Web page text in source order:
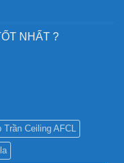
NHẤT ?
Trần Ceiling AFCL